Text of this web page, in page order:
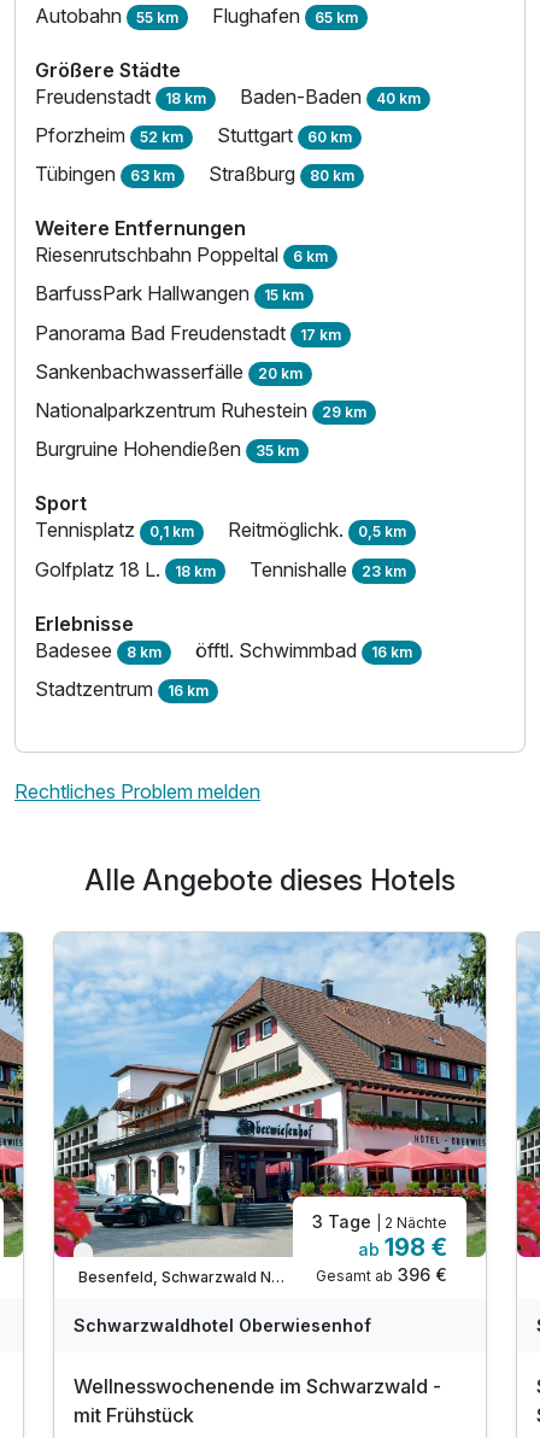
Autobahn 55 km Flughafen 65 km
Größere Städte
Freudenstadt 18 km Baden-Baden 40 km
Pforzheim 52 km Stuttgart 60 km
Tübingen 63 km Straßburg 80 km
Weitere Entfernungen
Riesenrutschbahn Poppeltal 6 km
BarfussPark Hallwangen 15 km
Panorama Bad Freudenstadt 17 km
Sankenbachwasserfälle 20 km
Nationalparkzentrum Ruhestein 29 km
Burgruine Hohendießen 35 km
Sport
Tennisplatz 0,1 km Reitmöglichk. 0,5 km
Golfplatz 18 L. 18 km Tennishalle 23 km
Erlebnisse
Badesee 8 km öfftl. Schwimmbad 16 km
Stadtzentrum 16 km
Rechtliches Problem melden
Alle Angebote dieses Hotels
Verfügbar bis November
Besenfeld, Schwarzwald Nord
3 Tage | 2 Nächte
ab 198 €
Gesamt ab 396 €
Schwarzwaldhotel Oberwiesenhof
Wellnesswochenende im Schwarzwald -
mit Frühstück